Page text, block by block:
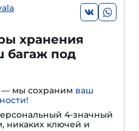
хранения
багаж под
— мы сохраним ваш
4-значный
никаких ключей и